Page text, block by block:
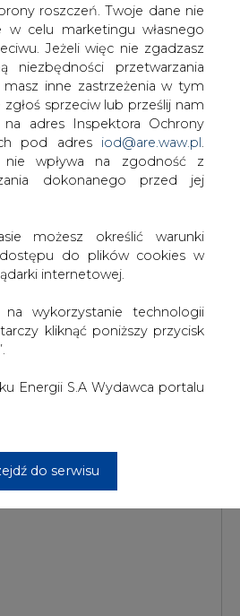
roszczeń. Twoje dane nie
w celu marketingu własnego
Jeżeli więc nie zgadzasz
niezbędności przetwarzania
inne zastrzeżenia w tym
zgłoś sprzeciw lub prześlij nam
na adres Inspektora Ochrony
pod adres iod@are.waw.pl
wpływa na zgodność z
dokonanego przed jej
możesz określić warunki
do plików cookies w
internetowej.
wykorzystanie technologii
kliknąć poniższy przycisk
Energii S.A Wydawca portalu
do serwisu
narzędzi sztucznej inteligencji.
zgadza się na włączenie publikacji do
LLM.